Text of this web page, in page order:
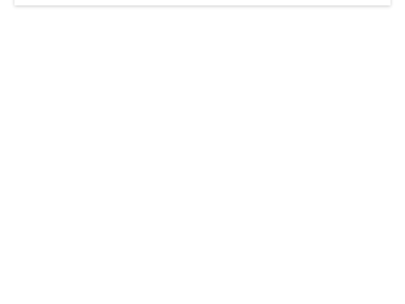
Deutsch Tschantschendorf, Kroatisch Tschantschendorf,